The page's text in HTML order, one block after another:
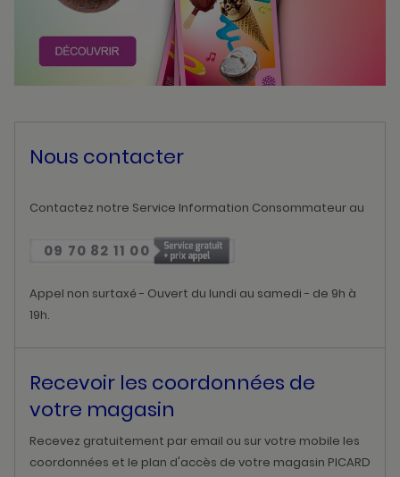
Nous contacter
Contactez notre Service Information Consommateur au
09 70 82 11 00
Appel non surtaxé - Ouvert du lundi au samedi - de 9h à
19h.
Recevoir les coordonnées de
votre magasin
Recevez gratuitement par email ou sur votre mobile les
coordonnées et le plan d'accès de votre magasin PICARD